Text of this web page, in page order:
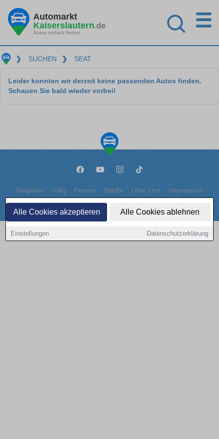
Alle Cookies akzeptieren Alle Cookies ablehnen
Einstellungen Datenschutzerklärung
Automarkt
Kaiserslautern.de
Autos einfach finden
☰
❯ SUCHEN ❯ SEAT
Leider konnten wir derzeit keine passenden Autos finden.
Schauen Sie bald wieder vorbei!
Ratgeber FAQ Presse Städte Über Uns Impressum
Datenschutz Cookies
Copyright © 2000 - 2026 | 1A Infosysteme GmbH | Content by: 1a-sites-autos